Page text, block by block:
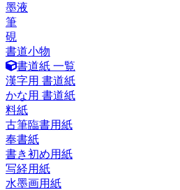
墨液
筆
硯
書道小物
書道紙 一覧
漢字用 書道紙
かな用 書道紙
料紙
古筆臨書用紙
奉書紙
書き初め用紙
写経用紙
水墨画用紙